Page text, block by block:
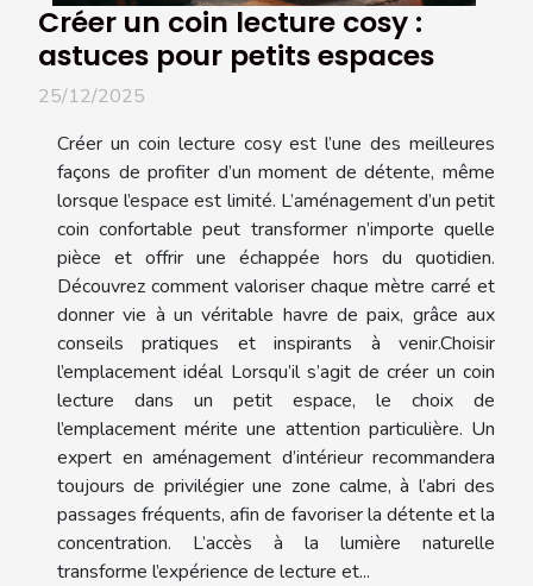
Créer un coin lecture cosy :
astuces pour petits espaces
25/12/2025
Créer un coin lecture cosy est l’une des meilleures
façons de profiter d’un moment de détente, même
lorsque l’espace est limité. L’aménagement d’un petit
coin confortable peut transformer n’importe quelle
pièce et offrir une échappée hors du quotidien.
Découvrez comment valoriser chaque mètre carré et
donner vie à un véritable havre de paix, grâce aux
conseils pratiques et inspirants à venir.Choisir
l’emplacement idéal Lorsqu’il s’agit de créer un coin
lecture dans un petit espace, le choix de
l’emplacement mérite une attention particulière. Un
expert en aménagement d’intérieur recommandera
toujours de privilégier une zone calme, à l’abri des
passages fréquents, afin de favoriser la détente et la
concentration. L’accès à la lumière naturelle
transforme l’expérience de lecture et...